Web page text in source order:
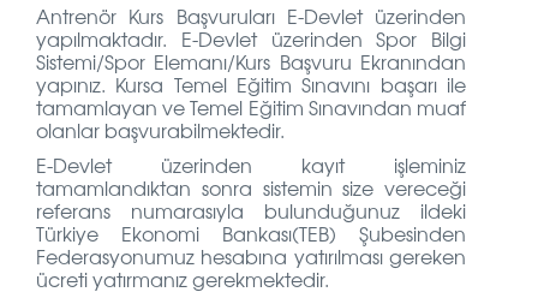
Antrenör Kurs Başvuruları E-Devlet üzerinden
yapılmaktadır. E-Devlet üzerinden Spor Bilgi
Sistemi/Spor Elemanı/Kurs Başvuru Ekranından
yapınız. Kursa Temel Eğitim Sınavını başarı ile
tamamlayan ve Temel Eğitim Sınavından muaf
olanlar başvurabilmektedir.
E-Devlet üzerinden kayıt işleminiz
tamamlandıktan sonra sistemin size vereceği
referans numarasıyla bulunduğunuz ildeki
Türkiye Ekonomi Bankası(TEB) Şubesinden
Federasyonumuz hesabına yatırılması gereken
ücreti yatırmanız gerekmektedir.